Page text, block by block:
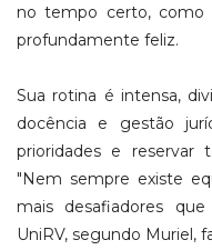
no tempo certo, como
profundamente feliz.
Sua rotina é intensa,
docência e gestão
prioridades e reservar
"Nem sempre existe
mais desafiadores
UniRV, segundo Muriel,